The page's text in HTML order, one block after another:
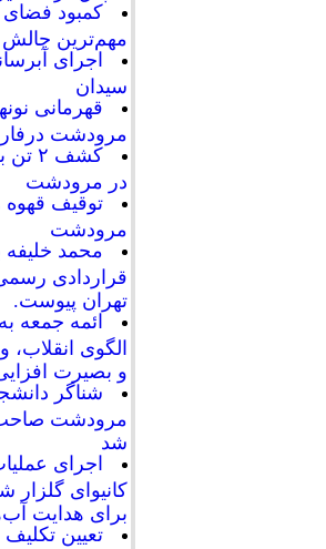
کمبود
مهم‌ترین
اجرای
سیدان
قهرمانی
مرودشت
کشف
در مرودشت
توقیف قهوه
مرودشت
محمد خلیفه
قراردادی رسمی
تهران پیوست.
ائمه جمعه
الگوی
و بصیرت
شناگر
مرودشت صاحب
شد
اجرای
کانیوای
برای هدایت
تعیین تکلیف